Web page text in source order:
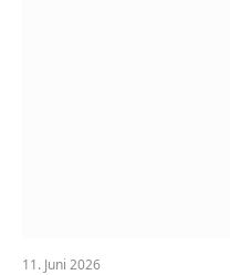
11. Juni 2026